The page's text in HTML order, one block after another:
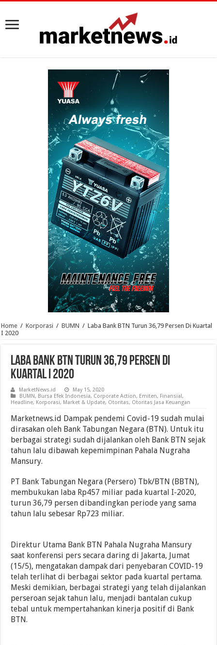
Home / Korporasi / BUMN / Laba Bank BTN Turun 36,79 Persen Di Kuartal
I 2020
Laba Bank BTN Turun 36,79 Persen Di
Kuartal I 2020
MarketNews.id
May 15, 2020
BUMN, Bursa Efek Indonesia, Corporate Action, Emiten, Finansial,
Headline, Korporasi, Market & Update, Otoritas, Otoritas Jasa Keuangan
Marketnews.id Dampak pendemi Covid-19 sudah mulai
dirasakan oleh Bank Tabungan Negara (BTN). Untuk itu
berbagai strategi sudah dijalankan oleh Bank BTN sejak
tahun lalu dibawah kepemimpinan Pahala Nugraha
Mansury.
PT Bank Tabungan Negara (Persero) Tbk/BTN (BBTN),
membukukan laba Rp457 miliar pada kuartal I-2020,
turun 36,79 persen dibandingkan periode yang sama
tahun lalu sebesar Rp723 miliar.
Direktur Utama Bank BTN Pahala Nugraha Mansury
saat konferensi pers secara daring di Jakarta, Jumat
(15/5), mengatakan dampak dari penyebaran COVID-19
telah terlihat di berbagai sektor pada kuartal pertama.
Meski demikian, berbagai strategi yang telah dijalankan
perseroan sejak tahun lalu, menjadi bantalan cukup
tebal untuk mempertahankan kinerja positif di Bank
BTN.